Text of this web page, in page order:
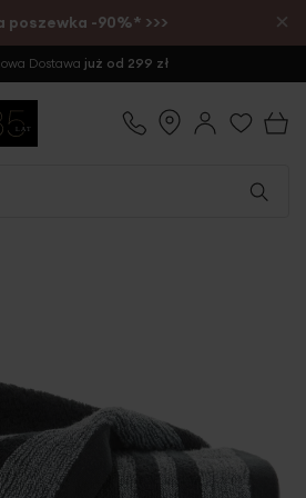
poszewka -90%* >>> ×
Dostawa już od 299 zł